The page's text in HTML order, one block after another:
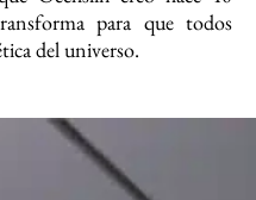
para que todos
del universo.